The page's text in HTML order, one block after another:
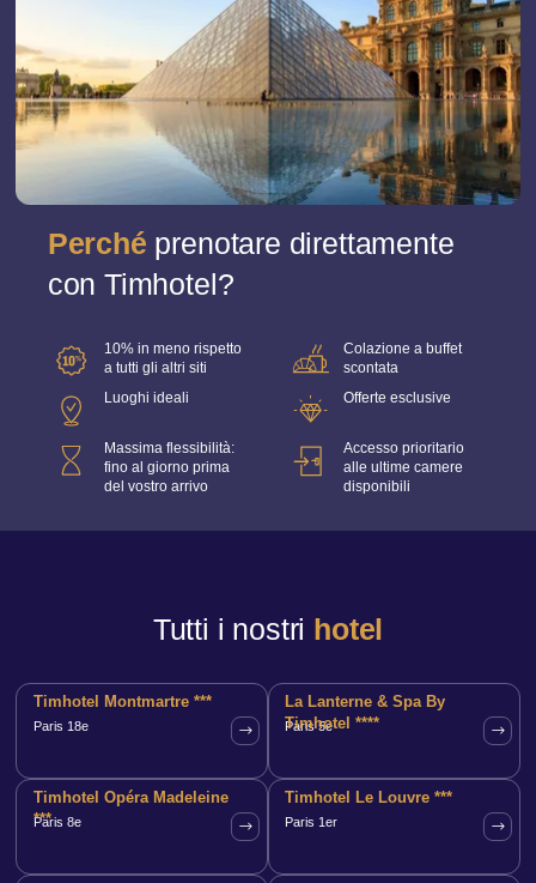
Perché prenotare direttamente
con Timhotel?
10% in meno rispetto
a tutti gli altri siti
Colazione a buffet
scontata
Luoghi ideali
Offerte esclusive
Massima flessibilità:
fino al giorno prima
del vostro arrivo
Accesso prioritario
alle ultime camere
disponibili
Tutti i nostri hotel
Timhotel Montmartre ***
Paris 18e
La Lanterne & Spa By
Timhotel ****
Paris 5e
Timhotel Opéra Madeleine
***
Paris 8e
Timhotel Le Louvre ***
Paris 1er